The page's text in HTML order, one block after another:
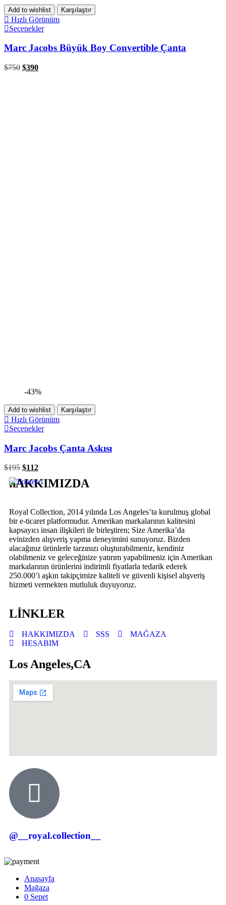
Add to wishlist Karşılaştır
Hızlı Görünüm
Seçenekler
Marc Jacobs Büyük Boy Convertible Çanta
$750 $390
-43%
Add to wishlist Karşılaştır
Hızlı Görünüm
Seçenekler
Marc Jacobs Çanta Askısı
$195 $112
hAKKIMIZDA
Royal Collection, 2014 yılında Los Angeles’ta kurulmuş global
bir e-ticaret platformudur. Amerikan markalarının kalitesini
kapsayıcı insan ilişkileri ile birleştiren; Size Amerika’da
evinizden alışveriş yapma deneyimini sunuyoruz. Bizden
alacağınız ürünlerle tarzınızı oluşturabilmeniz, kendiniz
olabilmeniz ve geleceğinize yatırım yapabilmeniz için Amerikan
markalarının ürünlerini indirimli fiyatlarla tedarik ederek
250.000’i aşkın takipçimize kaliteli ve güvenli kişisel alışveriş
hizmeti vermekten mutluluk duyuyoruz.
LİNKLER
HAKKIMIZDA SSS
MAĞAZA
HESABIM
Los Angeles,CA
@__royal.collection__
Anasayfa
Mağaza
0 Sepet